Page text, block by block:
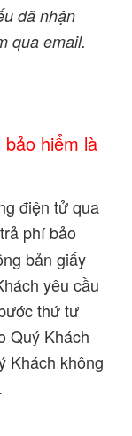
đã nhận
qua email.
hiểm là
điện tử qua
phí bảo
bản giấy
yêu cầu
thứ tư
Quý Khách
Khách không